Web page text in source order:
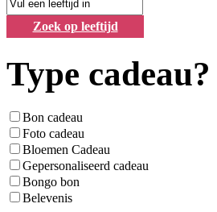
Zoek op leeftijd
Type cadeau?
Bon cadeau
Foto cadeau
Bloemen Cadeau
Gepersonaliseerd cadeau
Bongo bon
Belevenis